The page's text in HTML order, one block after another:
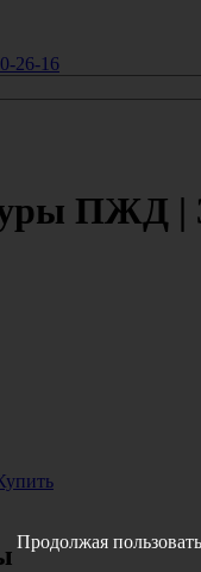
26-16
ПЖД |
Продолжая